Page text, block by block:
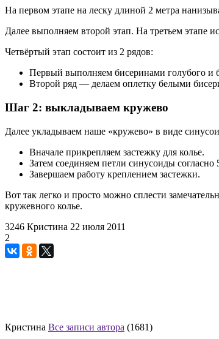
На первом этапе на леску длиной 2 метра
Далее выполняем второй этап. На третьем этапе
Четвёртый этап состоит из 2 рядов:
Первый выполняем бисеринами голубого и
Второй ряд — делаем оплетку белыми
Шаг 2: выкладываем кружево
Далее укладываем наше «кружево» в виде
Вначале прикрепляем застежку для колье.
Затем соединяем петли синусоиды согласно
Завершаем работу креплением застежки.
Вот так легко и просто можно сплести
кружевного колье.
3246 Кристина 22 июля 2011
2
Кристина Все записи автора (1681)